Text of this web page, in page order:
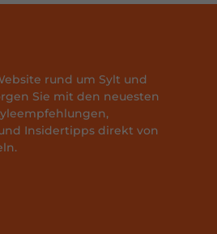
rund um Sylt und
Sie mit den neuesten
Insidertipps direkt von